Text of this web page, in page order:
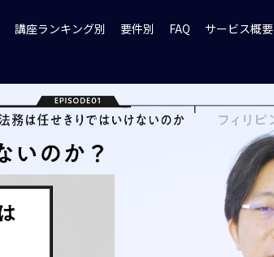
講座ランキング別 要件別 FAQ サービス概要